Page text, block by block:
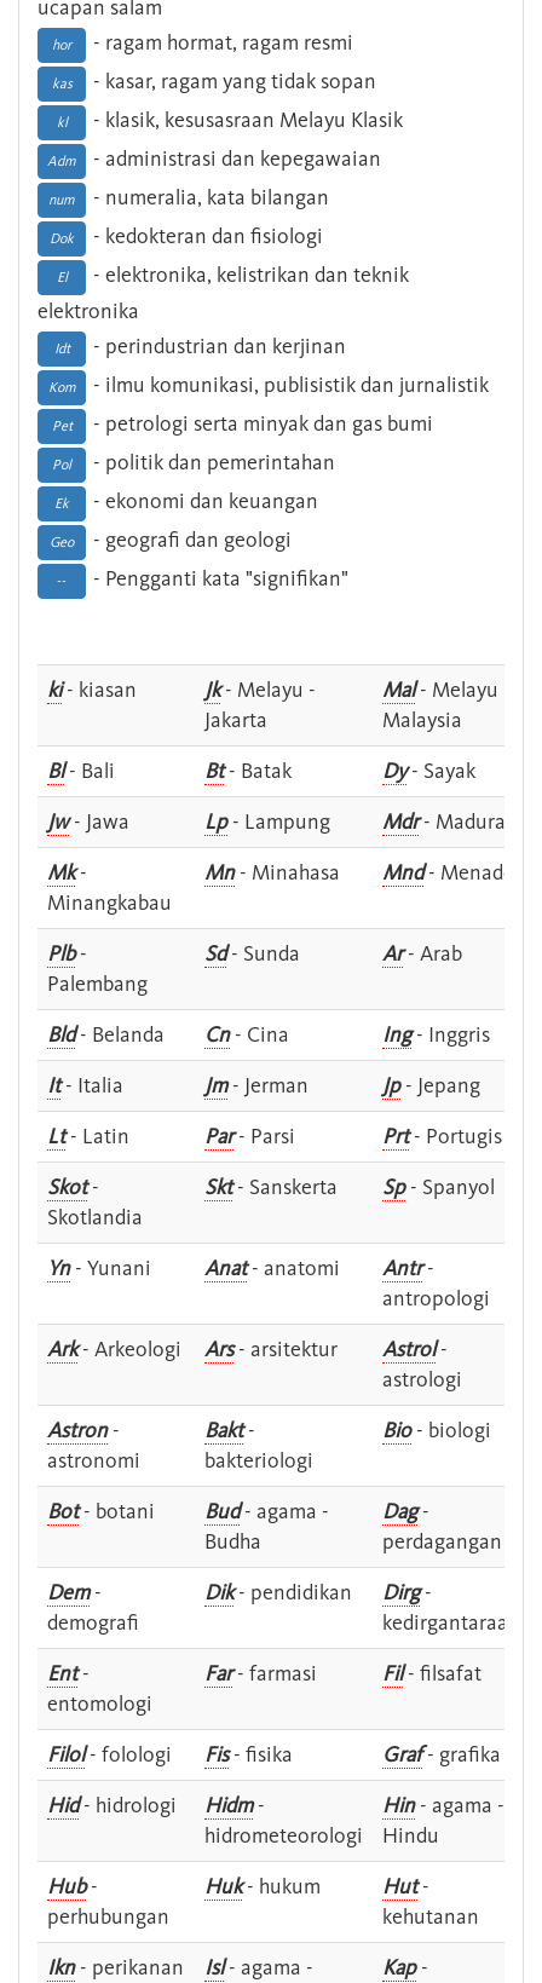
ucapan salam
hor - ragam hormat, ragam resmi
kas - kasar, ragam yang tidak sopan
kl - klasik, kesusasraan Melayu Klasik
Adm - administrasi dan kepegawaian
num - numeralia, kata bilangan
Dok - kedokteran dan fisiologi
El
- elektronika, kelistrikan dan teknik
elektronika
Idt - perindustrian dan kerjinan
Kom - ilmu komunikasi, publisistik dan jurnalistik
Pet - petrologi serta minyak dan gas bumi
Pol - politik dan pemerintahan
Ek - ekonomi dan keuangan
Geo - geografi dan geologi
-- - Pengganti kata "signifikan"
ki- kiasan Jk- Melayu -
Jakarta
Mal- Melayu -
Malaysia
Bl- Bali Bt- Batak Dy- Sayak
Jw- Jawa Lp- Lampung Mdr- Madura
Mk-
Minangkabau
Mn- Minahasa Mnd- Menado
Plb-
Palembang
Sd- Sunda Ar- Arab
Bld- Belanda Cn- Cina Ing- Inggris
It- Italia Jm- Jerman Jp- Jepang
Lt- Latin Par- Parsi Prt- Portugis
Skot-
Skotlandia
Skt- Sanskerta Sp- Spanyol
Yn- Yunani Anat- anatomi Antr-
antropologi
Ark- Arkeologi Ars- arsitektur Astrol-
astrologi
Astron-
astronomi
Bakt-
bakteriologi
Bio- biologi
Bot- botani Bud- agama -
Budha
Dag-
perdagangan
Dem-
demografi
Dik- pendidikan Dirg-
kedirgantaraan
Ent-
entomologi
Far- farmasi Fil- filsafat
Filol- folologi Fis- fisika Graf- grafika
Hid- hidrologi Hidm-
hidrometeorologi
Hin- agama -
Hindu
Hub-
perhubungan
Huk- hukum Hut-
kehutanan
Ikn- perikanan Isl- agama -
Kap-